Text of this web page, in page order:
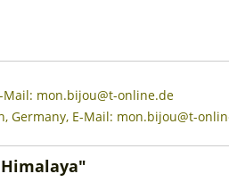
Mail: mon.bijou@t-online.de
Germany, E-Mail: mon.bijou@t-